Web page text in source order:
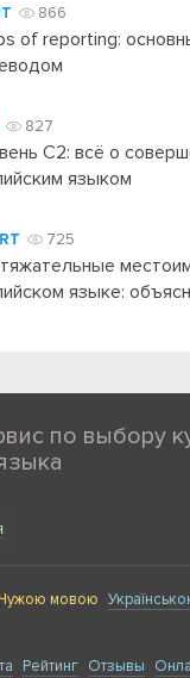
866
of reporting:
827
C2: всё о
языком
725
языке:
по выбору
Чужою мовою
Рейтинг Отзывы